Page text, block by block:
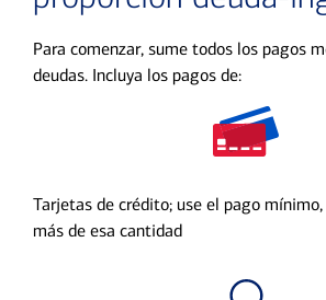
Para comenzar, sume todos los pagos
deudas. Incluya los pagos de:
Tarjetas de crédito; use el pago
más de esa cantidad